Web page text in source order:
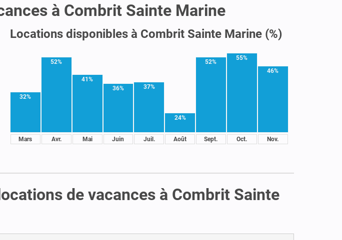
à Combrit Sainte Marine
Locations disponibles à Combrit Sainte Marine (%)
32%
Mars
52%
Avr.
41%
Mai
36%
Juin
37%
Juil.
24%
Août
52%
Sept.
55%
Oct.
46%
Nov.
de vacances à Combrit Sainte